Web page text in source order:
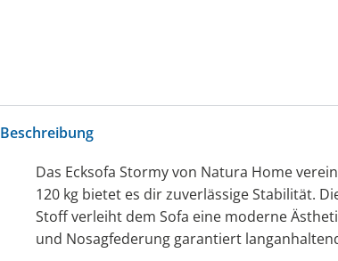
Beschreibung
Das Ecksofa Stormy von Natura Home
120 kg bietet es dir zuverlässige Stabilität.
Stoff verleiht dem Sofa eine moderne
und Nosagfederung garantiert